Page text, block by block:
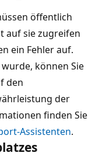
öffentlich
auf sie zugreifen
ein Fehler auf.
können Sie
den
der
finden Sie
Assistenten.